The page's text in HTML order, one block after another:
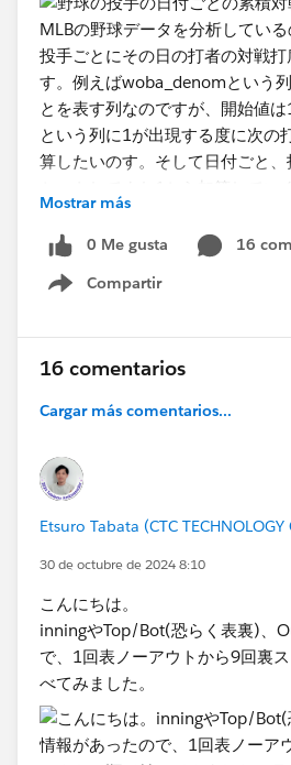
Mostrar más
0 Me gusta
16
Compartir
Show menu
16 comentarios
Cargar más comentarios...
Etsuro Tabata (CTC
30 de octubre de 2024 8:10
こんにちは。
inningやTop/Bot(恐らく表裏)、
で、1回表ノーアウトから9回裏
べてみました。